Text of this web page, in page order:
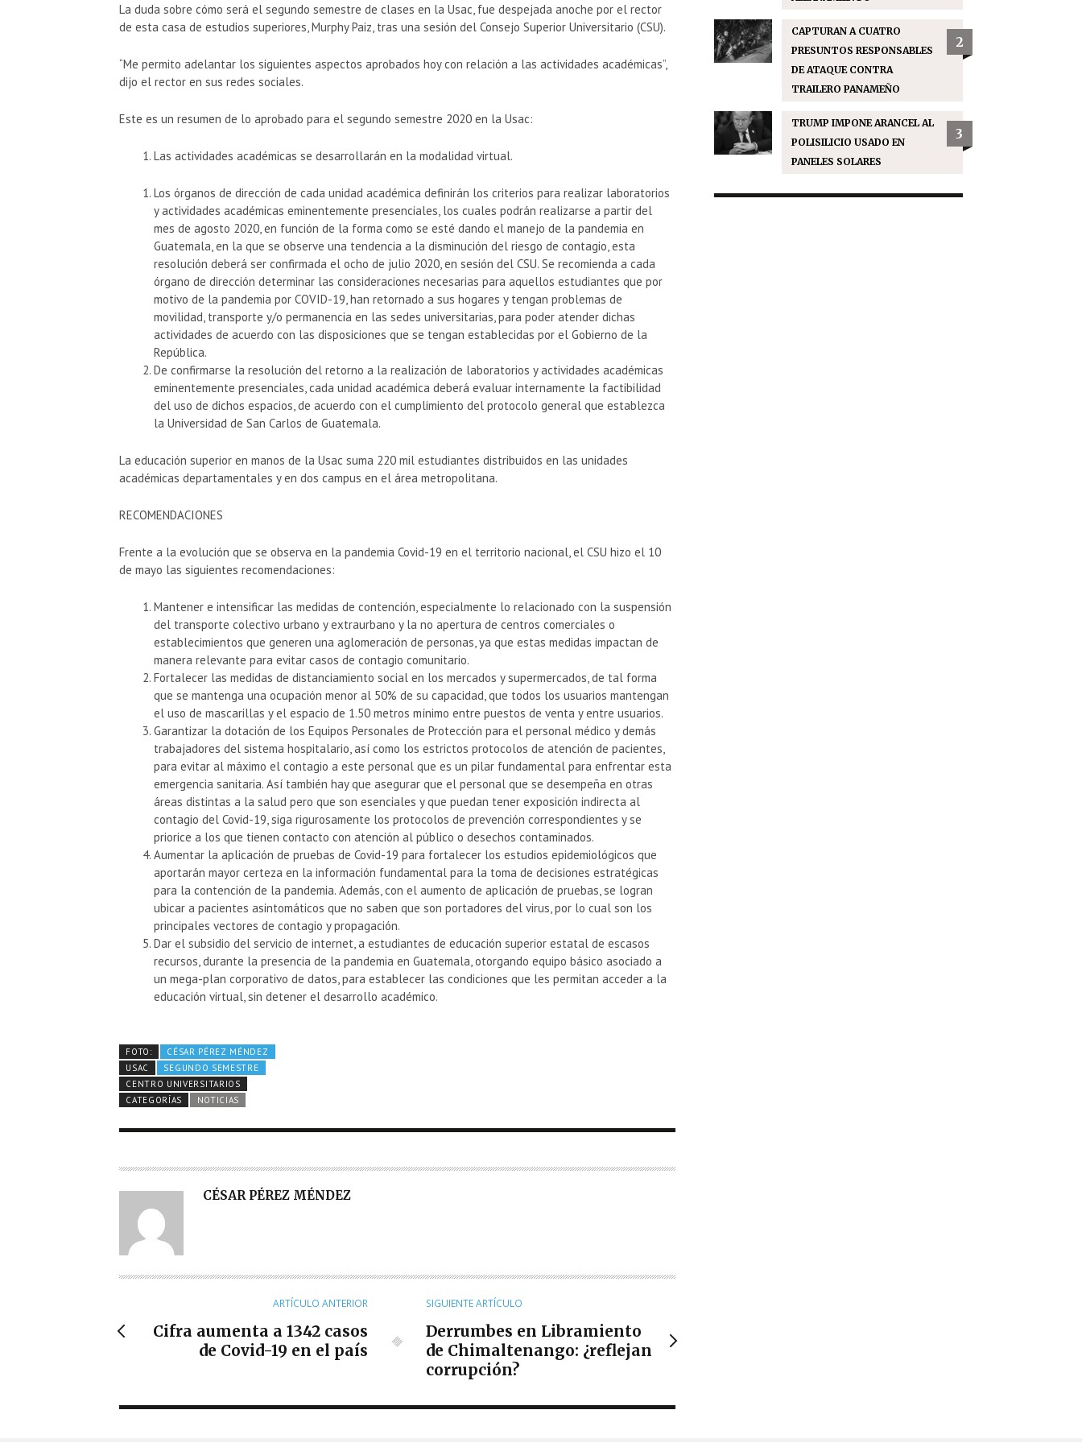
La duda sobre cómo será el segundo semestre de clases en la Usac, fue despejada anoche por el rector
de esta casa de estudios superiores, Murphy Paiz, tras una sesión del Consejo Superior Universitario (CSU).
“Me permito adelantar los siguientes aspectos aprobados hoy con relación a las actividades académicas”,
dijo el rector en sus redes sociales.
Este es un resumen de lo aprobado para el segundo semestre 2020 en la Usac:
Las actividades académicas se desarrollarán en la modalidad virtual.
Los órganos de dirección de cada unidad académica definirán los criterios para realizar laboratorios
y actividades académicas eminentemente presenciales, los cuales podrán realizarse a partir del
mes de agosto 2020, en función de la forma como se esté dando el manejo de la pandemia en
Guatemala, en la que se observe una tendencia a la disminución del riesgo de contagio, esta
resolución deberá ser confirmada el ocho de julio 2020, en sesión del CSU. Se recomienda a cada
órgano de dirección determinar las consideraciones necesarias para aquellos estudiantes que por
motivo de la pandemia por COVID-19, han retornado a sus hogares y tengan problemas de
movilidad, transporte y/o permanencia en las sedes universitarias, para poder atender dichas
actividades de acuerdo con las disposiciones que se tengan establecidas por el Gobierno de la
República.
De confirmarse la resolución del retorno a la realización de laboratorios y actividades académicas
eminentemente presenciales, cada unidad académica deberá evaluar internamente la factibilidad
del uso de dichos espacios, de acuerdo con el cumplimiento del protocolo general que establezca
la Universidad de San Carlos de Guatemala.
La educación superior en manos de la Usac suma 220 mil estudiantes distribuidos en las unidades
académicas departamentales y en dos campus en el área metropolitana.
RECOMENDACIONES
Frente a la evolución que se observa en la pandemia Covid-19 en el territorio nacional, el CSU hizo el 10
de mayo las siguientes recomendaciones:
Mantener e intensificar las medidas de contención, especialmente lo relacionado con la suspensión
del transporte colectivo urbano y extraurbano y la no apertura de centros comerciales o
establecimientos que generen una aglomeración de personas, ya que estas medidas impactan de
manera relevante para evitar casos de contagio comunitario.
Fortalecer las medidas de distanciamiento social en los mercados y supermercados, de tal forma
que se mantenga una ocupación menor al 50% de su capacidad, que todos los usuarios mantengan
el uso de mascarillas y el espacio de 1.50 metros mínimo entre puestos de venta y entre usuarios.
Garantizar la dotación de los Equipos Personales de Protección para el personal médico y demás
trabajadores del sistema hospitalario, así como los estrictos protocolos de atención de pacientes,
para evitar al máximo el contagio a este personal que es un pilar fundamental para enfrentar esta
emergencia sanitaria. Así también hay que asegurar que el personal que se desempeña en otras
áreas distintas a la salud pero que son esenciales y que puedan tener exposición indirecta al
contagio del Covid-19, siga rigurosamente los protocolos de prevención correspondientes y se
priorice a los que tienen contacto con atención al público o desechos contaminados.
Aumentar la aplicación de pruebas de Covid-19 para fortalecer los estudios epidemiológicos que
aportarán mayor certeza en la información fundamental para la toma de decisiones estratégicas
para la contención de la pandemia. Además, con el aumento de aplicación de pruebas, se logran
ubicar a pacientes asintomáticos que no saben que son portadores del virus, por lo cual son los
principales vectores de contagio y propagación.
Dar el subsidio del servicio de internet, a estudiantes de educación superior estatal de escasos
recursos, durante la presencia de la pandemia en Guatemala, otorgando equipo básico asociado a
un mega-plan corporativo de datos, para establecer las condiciones que les permitan acceder a la
educación virtual, sin detener el desarrollo académico.
FOTO:
CÉSAR PÉREZ MÉNDEZ
USAC
SEGUNDO SEMESTRE
CENTRO UNIVERSITARIOS
CATEGORÍAS
NOTICIAS
A
R
CÉSAR PÉREZ MÉNDEZ
ARTÍCULO ANTERIOR
Cifra aumenta a 1342 casos
de Covid-19 en el país
SIGUIENTE ARTÍCULO
Derrumbes en Libramiento
de Chimaltenango: ¿reflejan
corrupción?
CAPTURAN A CUATRO
PRESUNTOS RESPONSABLES
DE ATAQUE CONTRA
TRAILERO PANAMEÑO
2
TRUMP IMPONE ARANCEL AL
POLISILICIO USADO EN
PANELES SOLARES
3